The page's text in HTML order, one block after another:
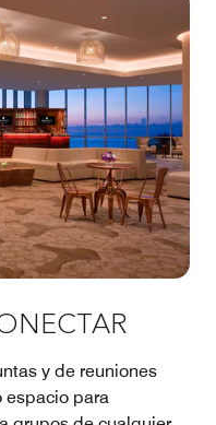
y de reuniones
espacio para